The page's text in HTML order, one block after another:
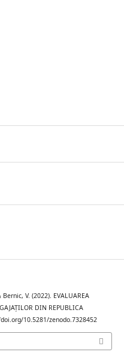
V. (2022). EVALUAREA
DIN REPUBLICA
10.5281/zenodo.7328452